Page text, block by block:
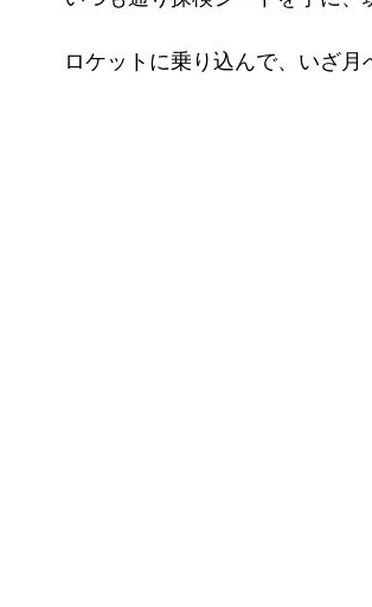
ロケットに乗り込んで、いざ月